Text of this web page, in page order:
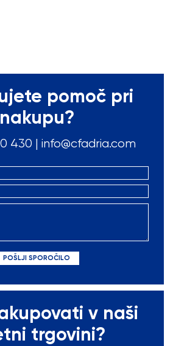
pomoč pri
nakupu?
430 | info@cfadria.com
v naši
trgovini?